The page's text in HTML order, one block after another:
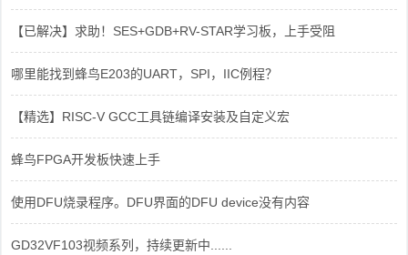
【已解决】求助！SES+GDB+RV-STAR学习板，上手受阻
哪里能找到蜂鸟E203的UART，SPI，IIC例程？
【精选】RISC-V GCC工具链编译安装及自定义宏
蜂鸟FPGA开发板快速上手
使用DFU烧录程序。DFU界面的DFU device没有内容
GD32VF103视频系列，持续更新中......